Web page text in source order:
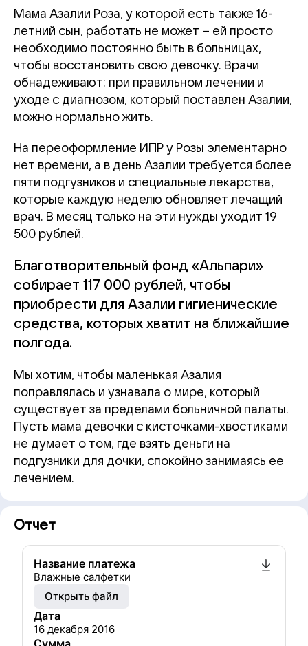
Мама Азалии Роза, у которой есть также 16-
летний сын, работать не может – ей просто
необходимо постоянно быть в больницах,
чтобы восстановить свою девочку. Врачи
обнадеживают: при правильном лечении и
уходе с диагнозом, который поставлен Азалии,
можно нормально жить.
На переоформление ИПР у Розы элементарно
нет времени, а в день Азалии требуется более
пяти подгузников и специальные лекарства,
которые каждую неделю обновляет лечащий
врач. В месяц только на эти нужды уходит 19
500 рублей.
Благотворительный фонд «Альпари»
собирает 117 000 рублей, чтобы
приобрести для Азалии гигиенические
средства, которых хватит на ближайшие
полгода.
Мы хотим, чтобы маленькая Азалия
поправлялась и узнавала о мире, который
существует за пределами больничной палаты.
Пусть мама девочки с кисточками-хвостиками
не думает о том, где взять деньги на
подгузники для дочки, спокойно занимаясь ее
лечением.
Отчет
Название платежа
Влажные салфетки
Открыть файл
Дата
16 декабря 2016
Сумма